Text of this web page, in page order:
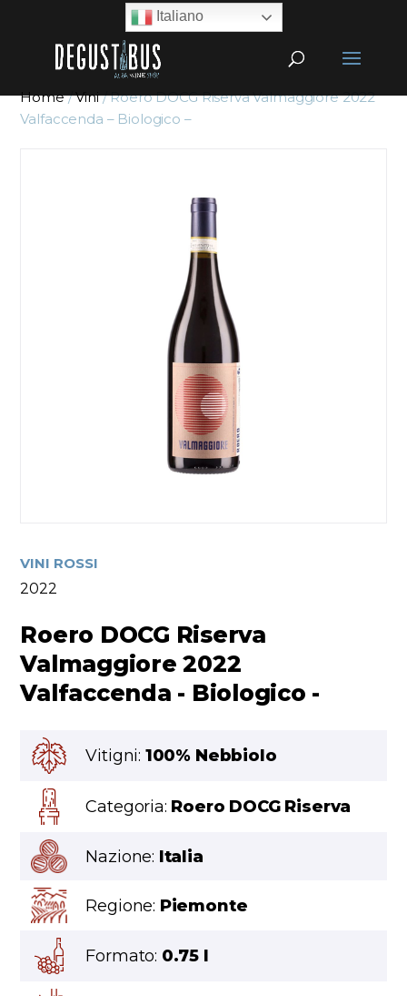
Home/Vini/ Roero DOCG Riserva Valmaggiore 2022
Valfaccenda – Biologico –
VINI ROSSI
2022
Roero DOCG Riserva
Valmaggiore 2022
Valfaccenda - Biologico -
Vitigni: 100% Nebbiolo
Categoria: Roero DOCG Riserva
Nazione: Italia
Regione: Piemonte
Formato: 0.75 l
Italiano